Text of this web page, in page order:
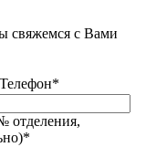
свяжемся с Вами
Телефон*
отделения,